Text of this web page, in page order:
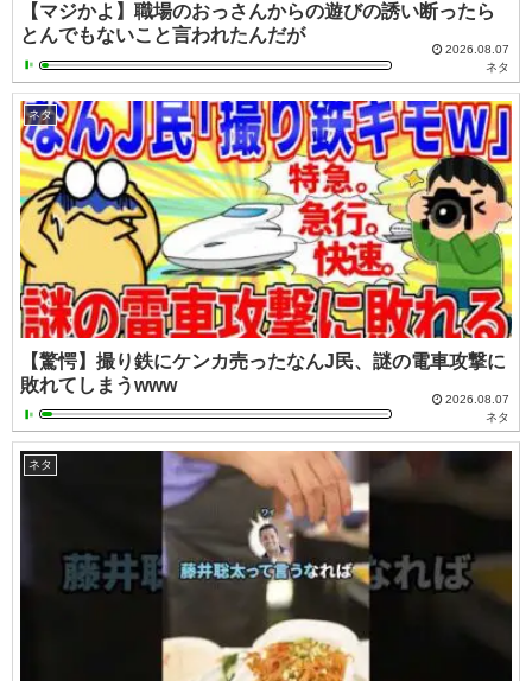
【マジかよ】職場のおっさんからの遊びの誘い断ったら
とんでもないこと言われたんだが
2026.08.07
ネタ
ネタ
【驚愕】撮り鉄にケンカ売ったなんJ民、謎の電車攻撃に
敗れてしまうwww
2026.08.07
ネタ
ネタ